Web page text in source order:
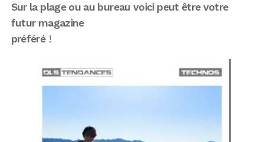
Sur la plage ou au bureau voici peut être votre
futur magazine
préféré!